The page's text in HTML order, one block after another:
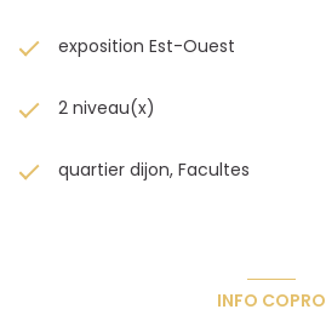
exposition Est-Ouest
2 niveau(x)
quartier dijon, Facultes
INFO COPRO